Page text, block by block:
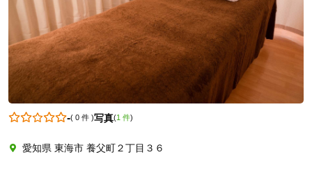
-( 0 件)写真(1 件)
愛知県 東海市 養父町２丁目３６
「健康にはりを見た」
0562322332